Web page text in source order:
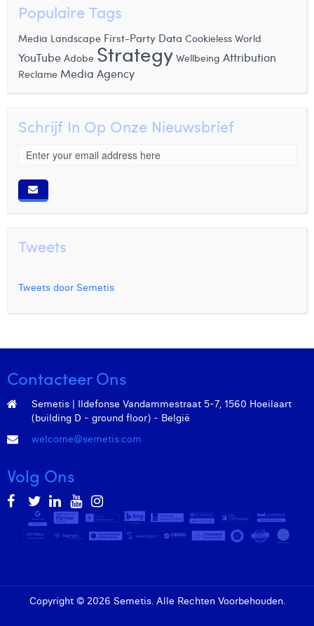
Populaire Tags
Media Landscape First-Party Data Cookieless World
YouTube Adobe Strategy Wellbeing Attribution
Reclame Media Agency
Schrijf In Op Onze Nieuwsbrief
Tweets
Tweets door Semetis
Contacteer Ons
Semetis | Ildefonse Vandammestraat 5-7, 1560 Hoeilaart
(building D - ground floor) - België
welcome@semetis.com
Volg Ons
Copyright © 2026 Semetis. Alle Rechten Voorbehouden.